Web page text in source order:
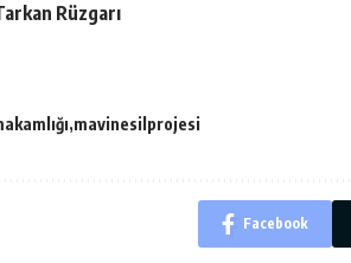
Rüzgarı
mavinesilprojesi
Facebook